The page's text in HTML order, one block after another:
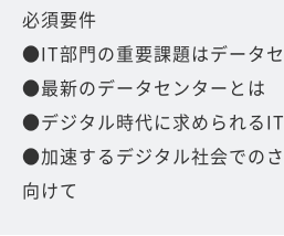
必須要件
●IT部門の重要課題はデータ
●最新のデータセンターとは
●デジタル時代に求められる
●加速するデジタル社会での
向けて